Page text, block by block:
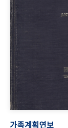
가족계획연보